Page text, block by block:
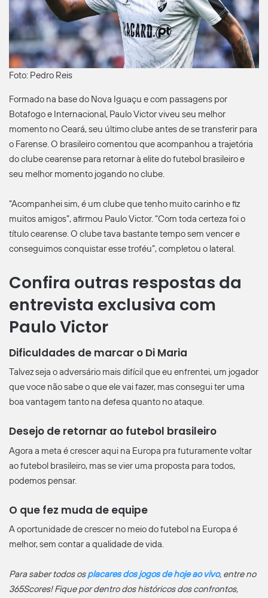
Foto: Pedro Reis
Formado na base do Nova Iguaçu e com passagens por
Botafogo e Internacional, Paulo Victor viveu seu melhor
momento no Ceará, seu último clube antes de se transferir para
o Farense. O brasileiro comentou que acompanhou a trajetória
do clube cearense para retornar à elite do futebol brasileiro e
seu melhor momento jogando no clube.
“Acompanhei sim, é um clube que tenho muito carinho e fiz
muitos amigos”, afirmou Paulo Victor. “Com toda certeza foi o
título cearense. O clube tava bastante tempo sem vencer e
conseguimos conquistar esse troféu”, completou o lateral.
Confira outras respostas da
entrevista exclusiva com
Paulo Victor
Dificuldades de marcar o Di Maria
Talvez seja o adversário mais difícil que eu enfrentei, um jogador
que voce não sabe o que ele vai fazer, mas consegui ter uma
boa vantagem tanto na defesa quanto no ataque.
Desejo de retornar ao futebol brasileiro
Agora a meta é crescer aqui na Europa pra futuramente voltar
ao futebol brasileiro, mas se vier uma proposta para todos,
podemos pensar.
O que fez muda de equipe
A oportunidade de crescer no meio do futebol na Europa é
melhor, sem contar a qualidade de vida.
Para saber todos osplacares dos jogos de hoje ao vivo, entre no
365Scores! Fique por dentro dos históricos dos confrontos,